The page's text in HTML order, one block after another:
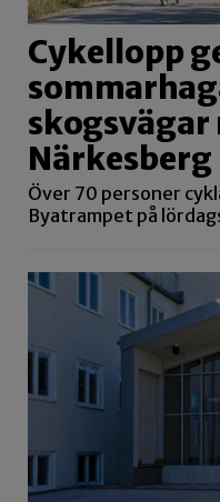
Cykellopp
Närkesberg
Över 70 personer
Byatrampet på